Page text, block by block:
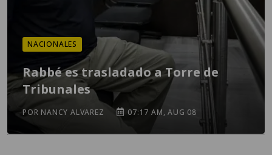
NACIONALES
Rabbé es trasladado a Torre de
Tribunales
POR NANCY ALVAREZ 07:17 AM, AUG 08